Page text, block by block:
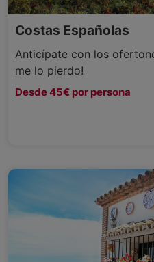
Costas Españolas
Anticípate con los
me lo pierdo!
Desde 45€ por persona